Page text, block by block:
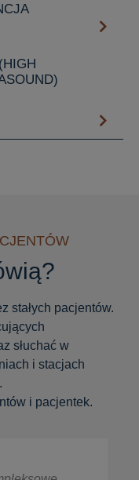
stałych pacjentów.
słuchać w
i stacjach
i pacjentek.